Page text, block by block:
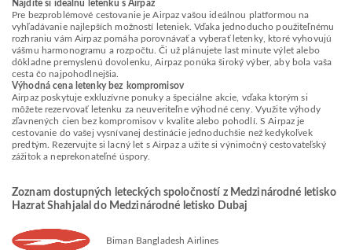
Nájdite si ideálnu letenku s Airpaz
Pre bezproblémové cestovanie je Airpaz vašou ideálnou platformou na
vyhľadávanie najlepších možností leteniek. Vďaka jednoducho použiteľnému
rozhraniu vám Airpaz pomáha porovnávať a vyberať letenky, ktoré vyhovujú
vášmu harmonogramu a rozpočtu. Či už plánujete last minute výlet alebo
dôkladne premyslenú dovolenku, Airpaz ponúka široký výber, aby bola vaša
cesta čo najpohodlnejšia.
Výhodná cena letenky bez kompromisov
Airpaz poskytuje exkluzívne ponuky a špeciálne akcie, vďaka ktorým si
môžete rezervovať letenku za neuveriteľne výhodné ceny. Využite výhody
zľavnených cien bez kompromisov v kvalite alebo pohodlí. S Airpaz je
cestovanie do vašej vysnívanej destinácie jednoduchšie než kedykoľvek
predtým. Rezervujte si lacný let s Airpaz a užite si výnimočný cestovateľský
zážitok a neprekonateľné úspory.
Zoznam dostupných leteckých spoločností z Medzinárodné letisko
Hazrat Shahjalal do Medzinárodné letisko Dubaj
Biman Bangladesh Airlines